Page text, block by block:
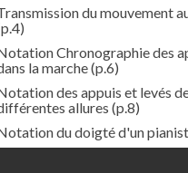
du mouvement
Chronographie des
la marche(p.6)
des appuis et levés
allures (p.8)
du doigté d'un